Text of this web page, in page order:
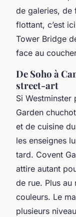
de galeries, de
flottant, c’est
Tower Bridge
face au
De Soho à
street-art
Si Westminster
Garden
et de cuisine
les enseignes
tard. Covent
attire autant
de rue. Plus au
couleurs. Le
plusieurs